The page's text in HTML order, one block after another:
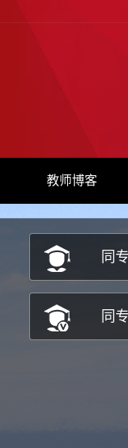
教师博客
同
同